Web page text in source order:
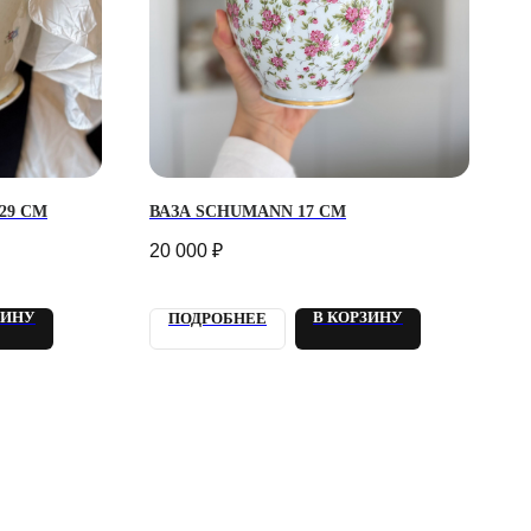
СМ ВАЗА SCHUMANN 17 СМ
20 000 ₽
ПОДРОБНЕЕ В КОРЗИНУ